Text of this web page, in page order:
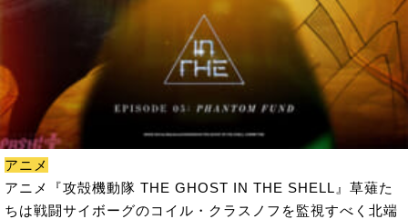
アニメ
アニメ『攻殻機動隊 THE GHOST IN THE SHELL』草薙た
ちは戦闘サイボーグのコイル・クラスノフを監視すべく北端